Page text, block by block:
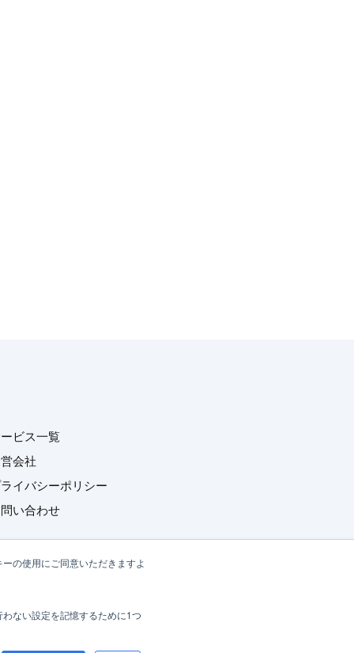
の使用にご同意いただきますよ
ない設定を記憶するために1つ
ビス一覧
会社
イバシーポリシー
い合わせ